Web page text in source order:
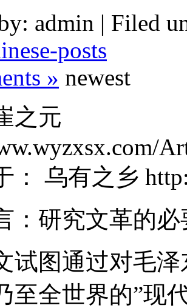
admin | Filed
posts
» newest
之元
： 乌有之乡
：研究文革的必
图通过对毛泽
至全世界的”现